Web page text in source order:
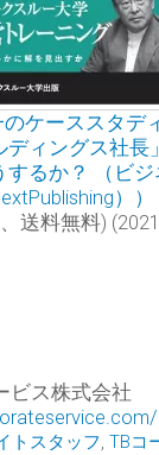
のケーススタデ
ディングス社長
るか？ （ビジ
））
送料無料)
ビス株式会社
トスタッフ, TBコ